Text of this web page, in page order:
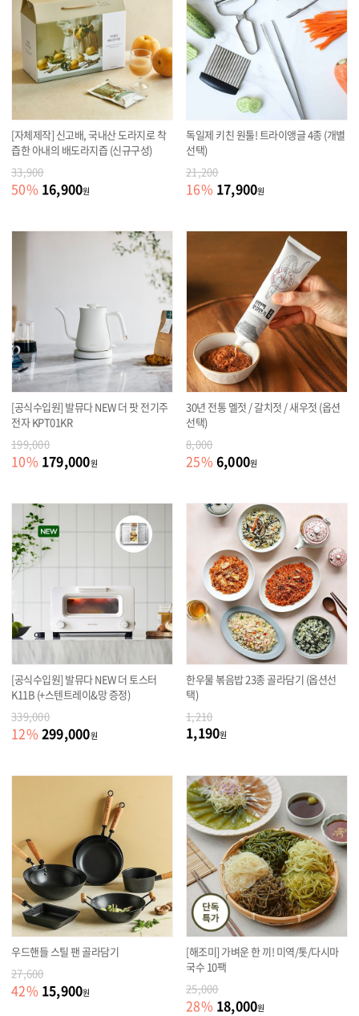
[자체제작] 신고배, 국내산 도라지로 착
즙한 아내의 배도라지즙 (신규구성)
33,900
50% 16,900원
독일제 키친 원툴! 트라이앵글 4종 (개별
선택)
21,200
16% 17,900원
[공식수입원] 발뮤다 NEW 더 팟 전기주
전자 KPT01KR
199,000
10% 179,000원
30년 전통 멜젓 / 갈치젓 / 새우젓 (옵션
선택)
8,000
25% 6,000원
[공식수입원] 발뮤다 NEW 더 토스터
K11B (+스텐트레이&망 증정)
339,000
12% 299,000원
한우물 볶음밥 23종 골라담기 (옵션선
택)
1,210
1,190원
우드핸들 스틸 팬 골라담기
27,600
42% 15,900원
[해조미] 가벼운 한 끼! 미역/톳/다시마
국수 10팩
25,000
28% 18,000원